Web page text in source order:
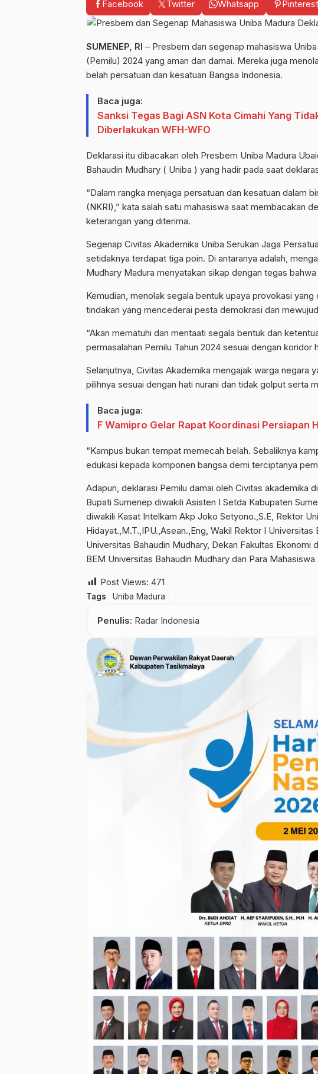
Facebook
Twitter Whatsapp Pinterest
SUMENEP, RI – Presbem dan segenap mahasiswa
(Pemilu) 2024 yang aman dan damai. Mereka juga
belah persatuan dan kesatuan Bangsa Indonesia.
Baca juga:
Sanksi Tegas Bagi ASN Kota Cimahi Yang
Diberlakukan WFH-WFO
Deklarasi itu dibacakan oleh Presbem Uniba Madura
Bahaudin Mudhary ( Uniba ) yang hadir pada saat
“Dalam rangka menjaga persatuan dan kesatuan dalam
(NKRI),” kata salah satu mahasiswa saat membacakan
keterangan yang diterima.
Segenap Civitas Akademika Uniba Serukan Jaga
setidaknya terdapat tiga poin. Di antaranya adalah,
Mudhary Madura menyatakan sikap dengan tegas
Kemudian, menolak segala bentuk upaya provokasi
tindakan yang mencederai pesta demokrasi dan
“Akan mematuhi dan mentaati segala bentuk dan
permasalahan Pemilu Tahun 2024 sesuai dengan koridor
Selanjutnya, Civitas Akademika mengajak warga negara
pilihnya sesuai dengan hati nurani dan tidak golput serta
Baca juga:
F Wamipro Gelar Rapat Koordinasi Persiapan
“Kampus bukan tempat memecah belah. Sebaliknya
edukasi kepada komponen bangsa demi terciptanya
Adapun, deklarasi Pemilu damai oleh Civitas akademika
Bupati Sumenep diwakili Asisten I Setda Kabupaten
diwakili Kasat Intelkam Akp Joko Setyono.,S.E, Rektor
Hidayat.,M.T.,IPU.,Asean.,Eng, Wakil Rektor I
Universitas Bahaudin Mudhary, Dekan Fakultas Ekonomi
BEM Universitas Bahaudin Mudhary dan Para Mahasiswa
Post Views: 471
Tags Uniba Madura
Penulis: Radar Indonesia